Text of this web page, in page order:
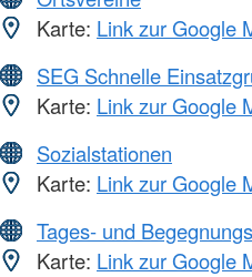
Karte: Link zur Google
SEG Schnelle
Karte: Link zur Google
Sozialstationen
Karte: Link zur Google
Tages- und
Karte: Link zur Google